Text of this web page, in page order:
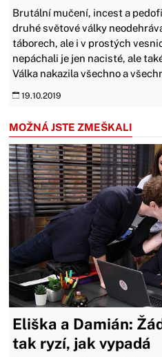
Brutální mučení, incest a
druhé světové války
táborech, ale i v prostých
nepáchali je jen nacisté, ale
Válka nakazila všechno a
19.10.2019
MOŽNÁ JSTE ZMEŠKALI
Eliška a Damián:
tak ryzí, jak vypadá